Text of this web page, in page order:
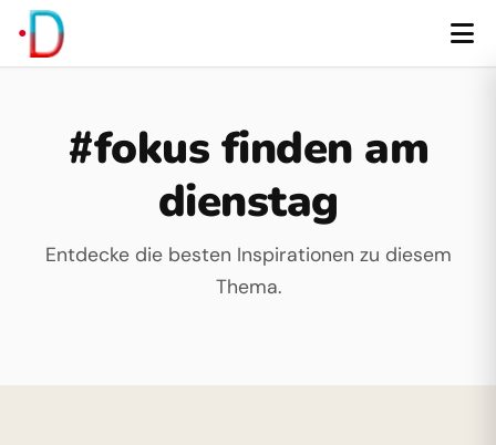
#fokus finden am
dienstag
Entdecke die besten Inspirationen zu diesem
Thema.